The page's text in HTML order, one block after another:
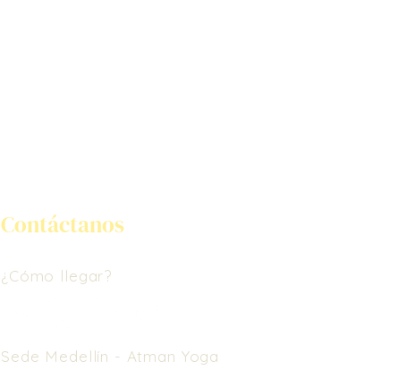
Contáctanos
¿Cómo llegar?
Sede Medellín - Atman Yoga